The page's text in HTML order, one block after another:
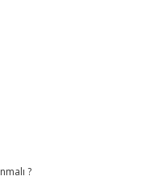
?